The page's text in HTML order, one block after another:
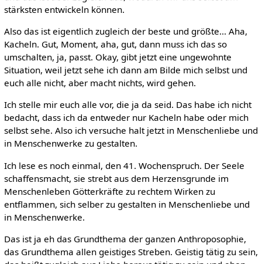
stärksten entwickeln können.
Also das ist eigentlich zugleich der beste und größte... Aha,
Kacheln. Gut, Moment, aha, gut, dann muss ich das so
umschalten, ja, passt. Okay, gibt jetzt eine ungewohnte
Situation, weil jetzt sehe ich dann am Bilde mich selbst und
euch alle nicht, aber macht nichts, wird gehen.
Ich stelle mir euch alle vor, die ja da seid. Das habe ich nicht
bedacht, dass ich da entweder nur Kacheln habe oder mich
selbst sehe. Also ich versuche halt jetzt in Menschenliebe und
in Menschenwerke zu gestalten.
Ich lese es noch einmal, den 41. Wochenspruch. Der Seele
schaffensmacht, sie strebt aus dem Herzensgrunde im
Menschenleben Götterkräfte zu rechtem Wirken zu
entflammen, sich selber zu gestalten in Menschenliebe und
in Menschenwerke.
Das ist ja eh das Grundthema der ganzen Anthroposophie,
das Grundthema allen geistiges Streben. Geistig tätig zu sein,